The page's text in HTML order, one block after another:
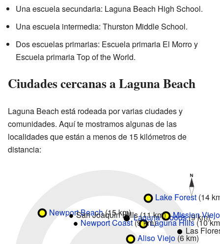
Una escuela secundaria: Laguna Beach High School.
Una escuela intermedia: Thurston Middle School.
Dos escuelas primarias: Escuela primaria El Morro y
Escuela primaria Top of the World.
Ciudades cercanas a Laguna Beach
Laguna Beach está rodeada por varias ciudades y
comunidades. Aquí te mostramos algunas de las
localidades que están a menos de 15 kilómetros de
distancia:
Aliso Viejo(6 km)
Laguna Hills(10
Laguna Woods(9 km)
Lake Forest(14
Las
Mission Viejo
Newport Beach(15 km)
Newport Coast(9 km)
San Joaquin Hills (11 km)